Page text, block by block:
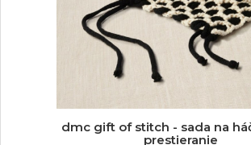
dmc gift of stitch - sada na
prestieranie